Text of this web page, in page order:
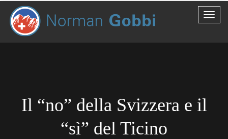
Il “no” della Svizzera e il
“sì” del Ticino